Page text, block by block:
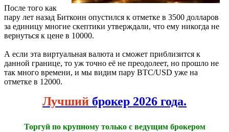
После того как
пару лет назад Биткоин опустился к отметке в 3500 долларов
за единицу многие скептики утверждали, что ему никогда не
вернуться к цене в 10000.
А если эта виртуальная валюта и сможет приблизится к
данной границе, то уж точно её не преодолеет, но прошло не
так много времени, и мы видим пару BTC/USD уже на
отметке в 12000.
Лучший брокер 2026 года.
Торгуй по крупному только с ведущим брокером